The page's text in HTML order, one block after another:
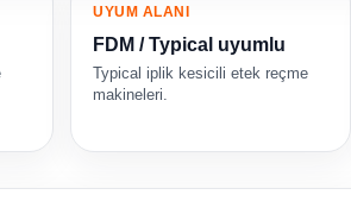
UYUM ALANI
FDM / Typical uyumlu
Typical iplik kesicili etek reçme
makineleri.